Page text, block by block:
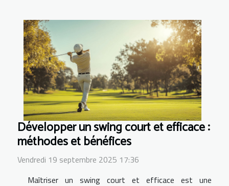
Développer un swing court et efficace :
méthodes et bénéfices
Vendredi 19 septembre 2025 17:36
Maîtriser un swing court et efficace est une